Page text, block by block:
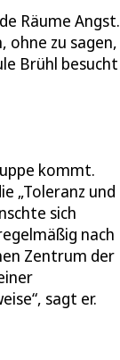
Räume Angst.
ohne zu sagen,
Brühl besucht
kommt.
„Toleranz und
sich
nach
Zentrum der
sagt er.